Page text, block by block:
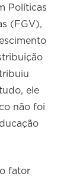
Políticas
(FGV),
ele
não foi
fator